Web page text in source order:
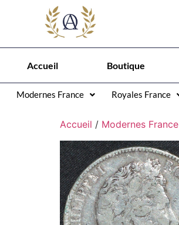
Accueil Boutique
Modernes France Royales France
Accueil / Modernes France